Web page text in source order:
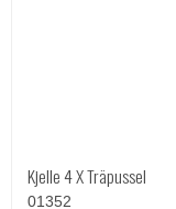
Kjelle 4 X Träpussel
01352